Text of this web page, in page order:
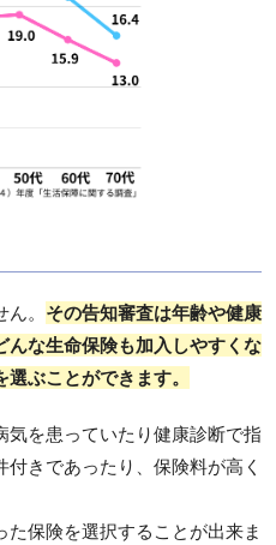
。 その告知審査は年齢や健康
な生命保険も加入しやすくな
ぶことができます。
を患っていたり健康診断で指
きであったり、保険料が高く
保険を選択することが出来ま